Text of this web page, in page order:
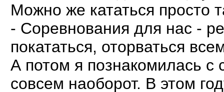
Можно же кататься просто
- Соревнования для нас -
покататься, оторваться
А потом я познакомилась с
совсем наоборот. В этом